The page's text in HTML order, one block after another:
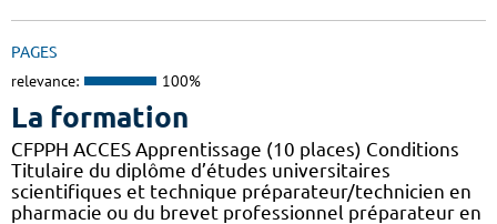
PAGES
relevance: 100%
La formation
CFPPH ACCES Apprentissage (10 places) Conditions
Titulaire du diplôme d’études universitaires
scientifiques et technique préparateur/technicien en
pharmacie ou du brevet professionnel préparateur en